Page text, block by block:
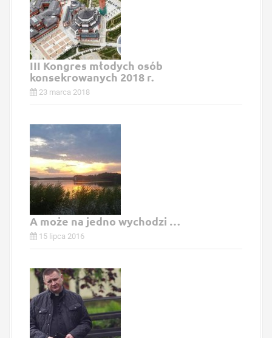
III Kongres młodych osób
konsekrowanych 2018 r.
23 marca 2018
A może na jedno wychodzi …
15 lipca 2016